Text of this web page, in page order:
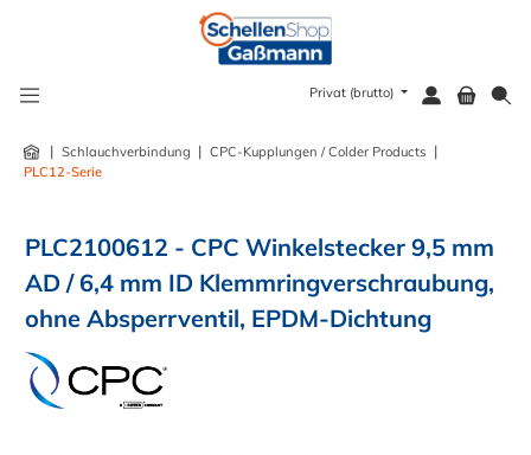
Privat (brutto)
| Schlauchverbindung | CPC-Kupplungen / Colder Products |
PLC12-Serie
PLC2100612 - CPC Winkelstecker 9,5 mm
AD / 6,4 mm ID Klemmringverschraubung,
ohne Absperrventil, EPDM-Dichtung